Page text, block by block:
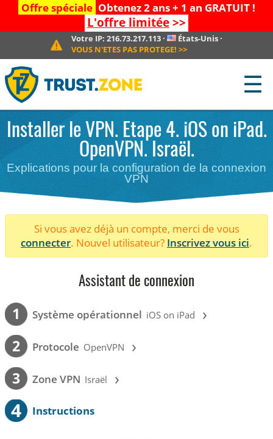
Offre spéciale Obtenez 2 ans + 1 an GRATUIT !
L'offre limitée>>
Votre IP: 216.73.217.113· États-Unis ·
VOUS N'ETES PAS PROTEGE! >>
☰
Installer le VPN. Etape 4. iOS on iPad.
OpenVPN. Israël.
Explications pour la configuration de la connexion
VPN
Si vous avez déjà un compte, merci de vous
connecter. Nouvel utilisateur? Inscrivez vous ici.
Assistant de connexion
1 Système opérationnel iOS on iPad ›
2 Protocole OpenVPN ›
3 Zone VPN Israël ›
4 Instructions